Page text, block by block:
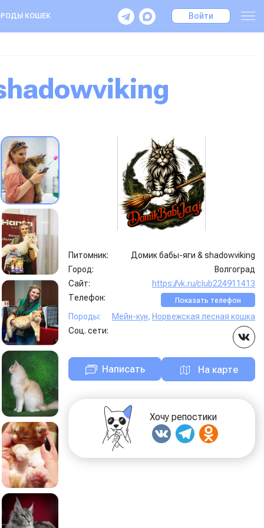
КОШЕК Войти
Питомник:
Домик бабы-яги & shadowviking
Город:
Волгоград
Сайт:
https://vk.ru/club224911413
Телефон:
Показать телефон
Породы: Мейн-кун, Норвежская лесная кошка
Соц. сети:
Написать На карте
Хочу репостики